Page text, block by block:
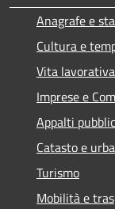
Anagrafe e
Cultura e
Vita lavorativa
Imprese e
Appalti
Catasto e
Turismo
Mobilità e